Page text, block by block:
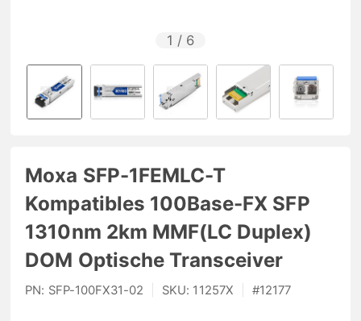
1 / 6
Moxa SFP-1FEMLC-T
Kompatibles 100Base-FX SFP
1310nm 2km MMF(LC Duplex)
DOM Optische Transceiver
PN: SFP-100FX31-02 SKU: 11257X #12177